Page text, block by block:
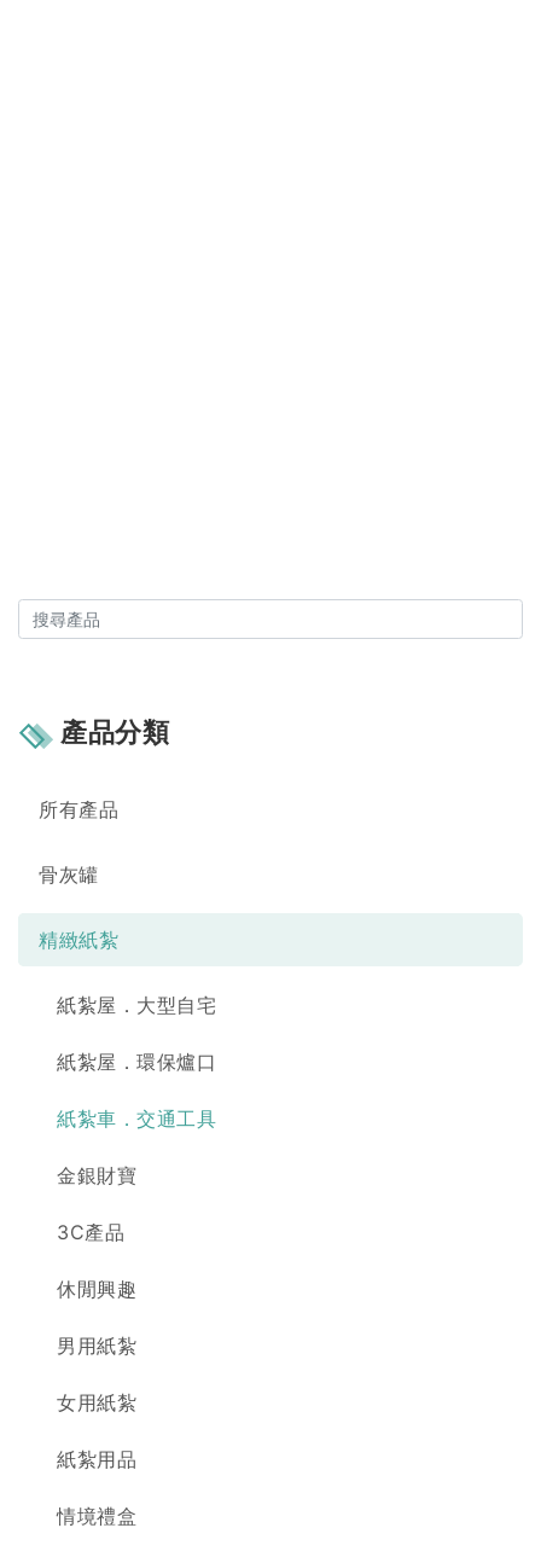
產品分類
所有產品
骨灰罐
精緻紙紮
紙紮屋．大型自宅
紙紮屋．環保爐口
紙紮車．交通工具
金銀財寶
3C產品
休閒興趣
男用紙紮
女用紙紮
紙紮用品
情境禮盒